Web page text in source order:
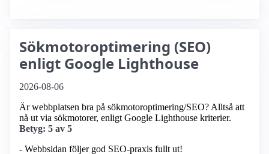
Sökmotoroptimering (SEO)
enligt Google Lighthouse
2026-08-06
Är webbplatsen bra på sökmotoroptimering/SEO? Alltså att
nå ut via sökmotorer, enligt Google Lighthouse kriterier.
Betyg: 5 av 5
- Webbsidan följer god SEO-praxis fullt ut!